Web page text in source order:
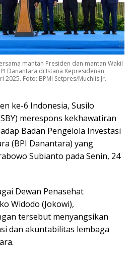
mantan Presiden dan mantan Wakil
Danantara di Istana Kepresidenan
2025. Foto: BPMI Setpres/Muchlis Jr.
ke-6 Indonesia, Susilo
merespons kekhawatiran
Badan Pengelola Investasi
(BPI Danantara) yang
Subianto pada Senin, 24
Dewan Penasehat
Widodo (Jokowi),
tersebut menyangsikan
dan akuntabilitas lembaga